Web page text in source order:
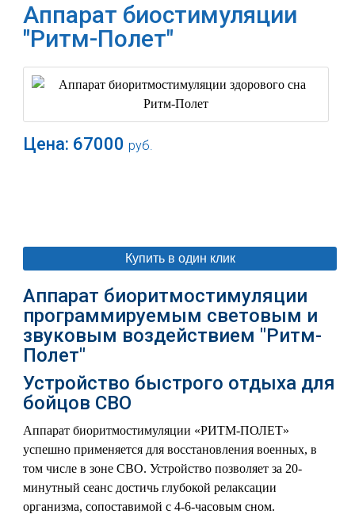
Аппарат биостимуляции
"Ритм-Полет"
Цена: 67000 руб.
Купить в один клик
Аппарат биоритмостимуляции
программируемым световым и
звуковым воздействием "Ритм-
Полет"
Устройство быстрого отдыха для
бойцов СВО
Аппарат биоритмостимуляции «РИТМ-ПОЛЕТ»
успешно применяется для восстановления военных, в
том числе в зоне СВО. Устройство позволяет за 20-
минутный сеанс достичь глубокой релаксации
организма, сопоставимой с 4-6-часовым сном.